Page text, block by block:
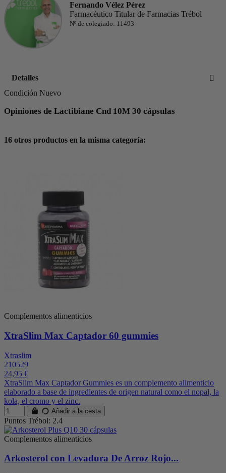
Fernando Vélez Pérez
Farmacéutico Titular de Farmacias Trébol
Nº de colegiado: 11493
Detalles
Condición Nuevo
Opiniones de Lactibiane Cnd 10M 30 cápsulas
16 otros productos en la misma categoría:
Complementos alimenticios
XtraSlim Max Captador 60 gummies
Xtraslim
210529
24,95 €
XtraSlim Max Captador Gummies es un complemento alimenticio
elaborado a base de ingredientes de origen natural como el nopal, la
kola, el cromo y el zinc.
Añadir a la cesta
Puntos Trébol: 2.4
Complementos alimenticios
Arkosterol con Levadura De Arroz Rojo...